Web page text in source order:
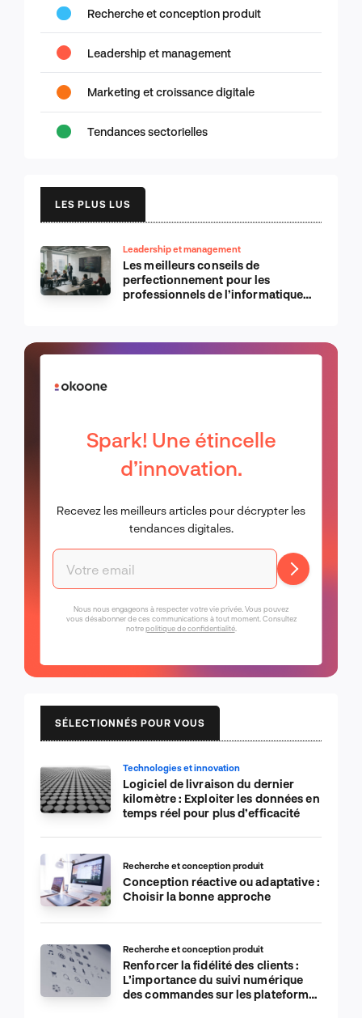
Recherche et conception produit
Leadership et management
Marketing et croissance digitale
Tendances sectorielles
LES PLUS LUS
Leadership et management
Les meilleurs conseils de
perfectionnement pour les
professionnels de l’informatique
Spark! Une étincelle
d’innovation.
Recevez les meilleurs articles pour décrypter les
tendances digitales.
Nous nous engageons à respecter votre vie privée. Vous pouvez
vous désabonner de ces communications à tout moment. Consultez
notrepolitique de confidentialité.
SÉLECTIONNÉS POUR VOUS
Technologies et innovation
Logiciel de livraison du dernier
kilomètre : Exploiter les données en
temps réel pour plus d’efficacité
Recherche et conception produit
Conception réactive ou adaptative :
Choisir la bonne approche
Recherche et conception produit
Renforcer la fidélité des clients :
L’importance du suivi numérique
des commandes sur les plateformes